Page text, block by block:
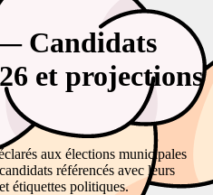
Candidats
et projections
aux élections municipales
référencés avec leurs
étiquettes politiques.